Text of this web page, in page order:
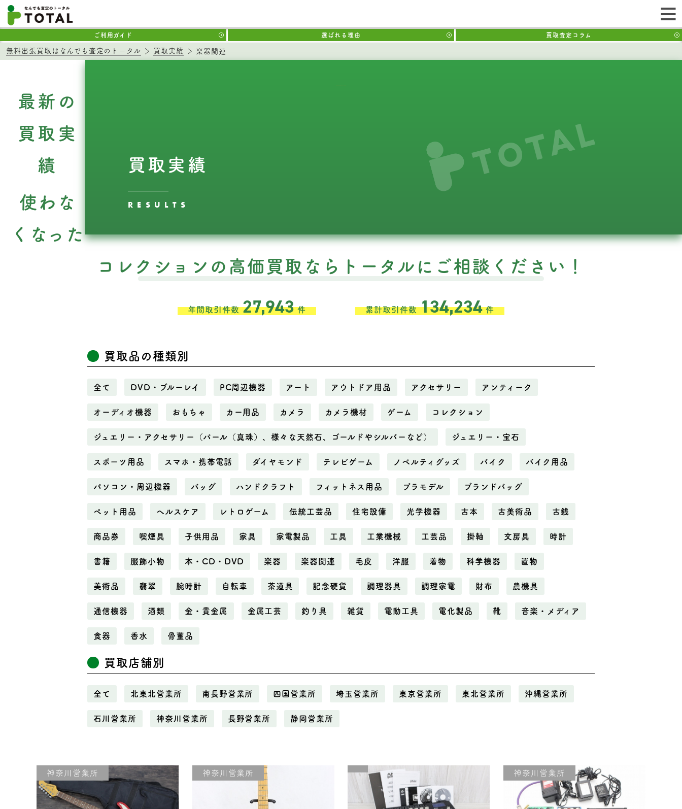
ご利用ガイド 選ばれる理由 買取査定コラム
無料出張買取はなんでも査定のトータル 買取実績 楽器関連
買取実績
RESULTS
最新の
買取実
績
使わな
くなった
コレクションの高価買取ならトータルにご相談ください！
年間取引件数27,943件 累計取引件数134,234件
買取品の種類別
全て DVD・ブルーレイ PC周辺機器 アート アウトドア用品 アクセサリー アンティーク
オーディオ機器 おもちゃ カー用品 カメラ カメラ機材 ゲーム コレクション
ジュエリー・アクセサリー（パール（真珠）、様々な天然石、ゴールドやシルバーなど） ジュエリー・宝石
スポーツ用品 スマホ・携帯電話 ダイヤモンド テレビゲーム ノベルティグッズ バイク バイク用品
パソコン・周辺機器 バッグ ハンドクラフト フィットネス用品 プラモデル ブランドバッグ
ペット用品 ヘルスケア レトロゲーム 伝統工芸品 住宅設備 光学機器 古本 古美術品 古銭
商品券 喫煙具 子供用品 家具 家電製品 工具 工業機械 工芸品 掛軸 文房具 時計
書籍 服飾小物 本・CD・DVD 楽器 楽器関連 毛皮 洋服 着物 科学機器 置物
美術品 翡翠 腕時計 自転車 茶道具 記念硬貨 調理器具 調理家電 財布 農機具
通信機器 酒類 金・貴金属 金属工芸 釣り具 雑貨 電動工具 電化製品 靴 音楽・メディア
食器 香水 骨董品
買取店舗別
全て 北東北営業所 南長野営業所 四国営業所 埼玉営業所 東京営業所 東北営業所 沖縄営業所
石川営業所 神奈川営業所 長野営業所 静岡営業所
神奈川営業所 神奈川営業所 神奈川営業所